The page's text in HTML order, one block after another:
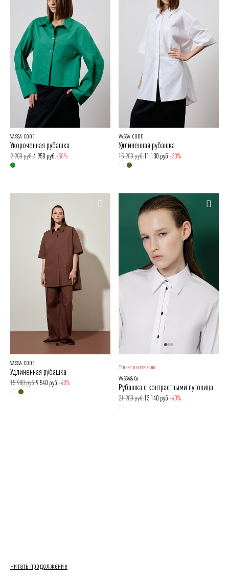
VASSA CODE
Укороченная рубашка
9 900 руб.4 950 руб. -50%
VASSA CODE
Удлиненная рубашка
15 900 руб.11 130 руб. -30%
VASSA CODE
Удлиненная рубашка
15 900 руб.9 540 руб. -40%
Только в магазине
VASSA&Co
21 900 руб.13 140 руб. -40%
Читать продолжение